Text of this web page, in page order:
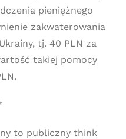
pieniężnego
zakwaterowania
tj. 40 PLN za
takiej pomocy
to publiczny think